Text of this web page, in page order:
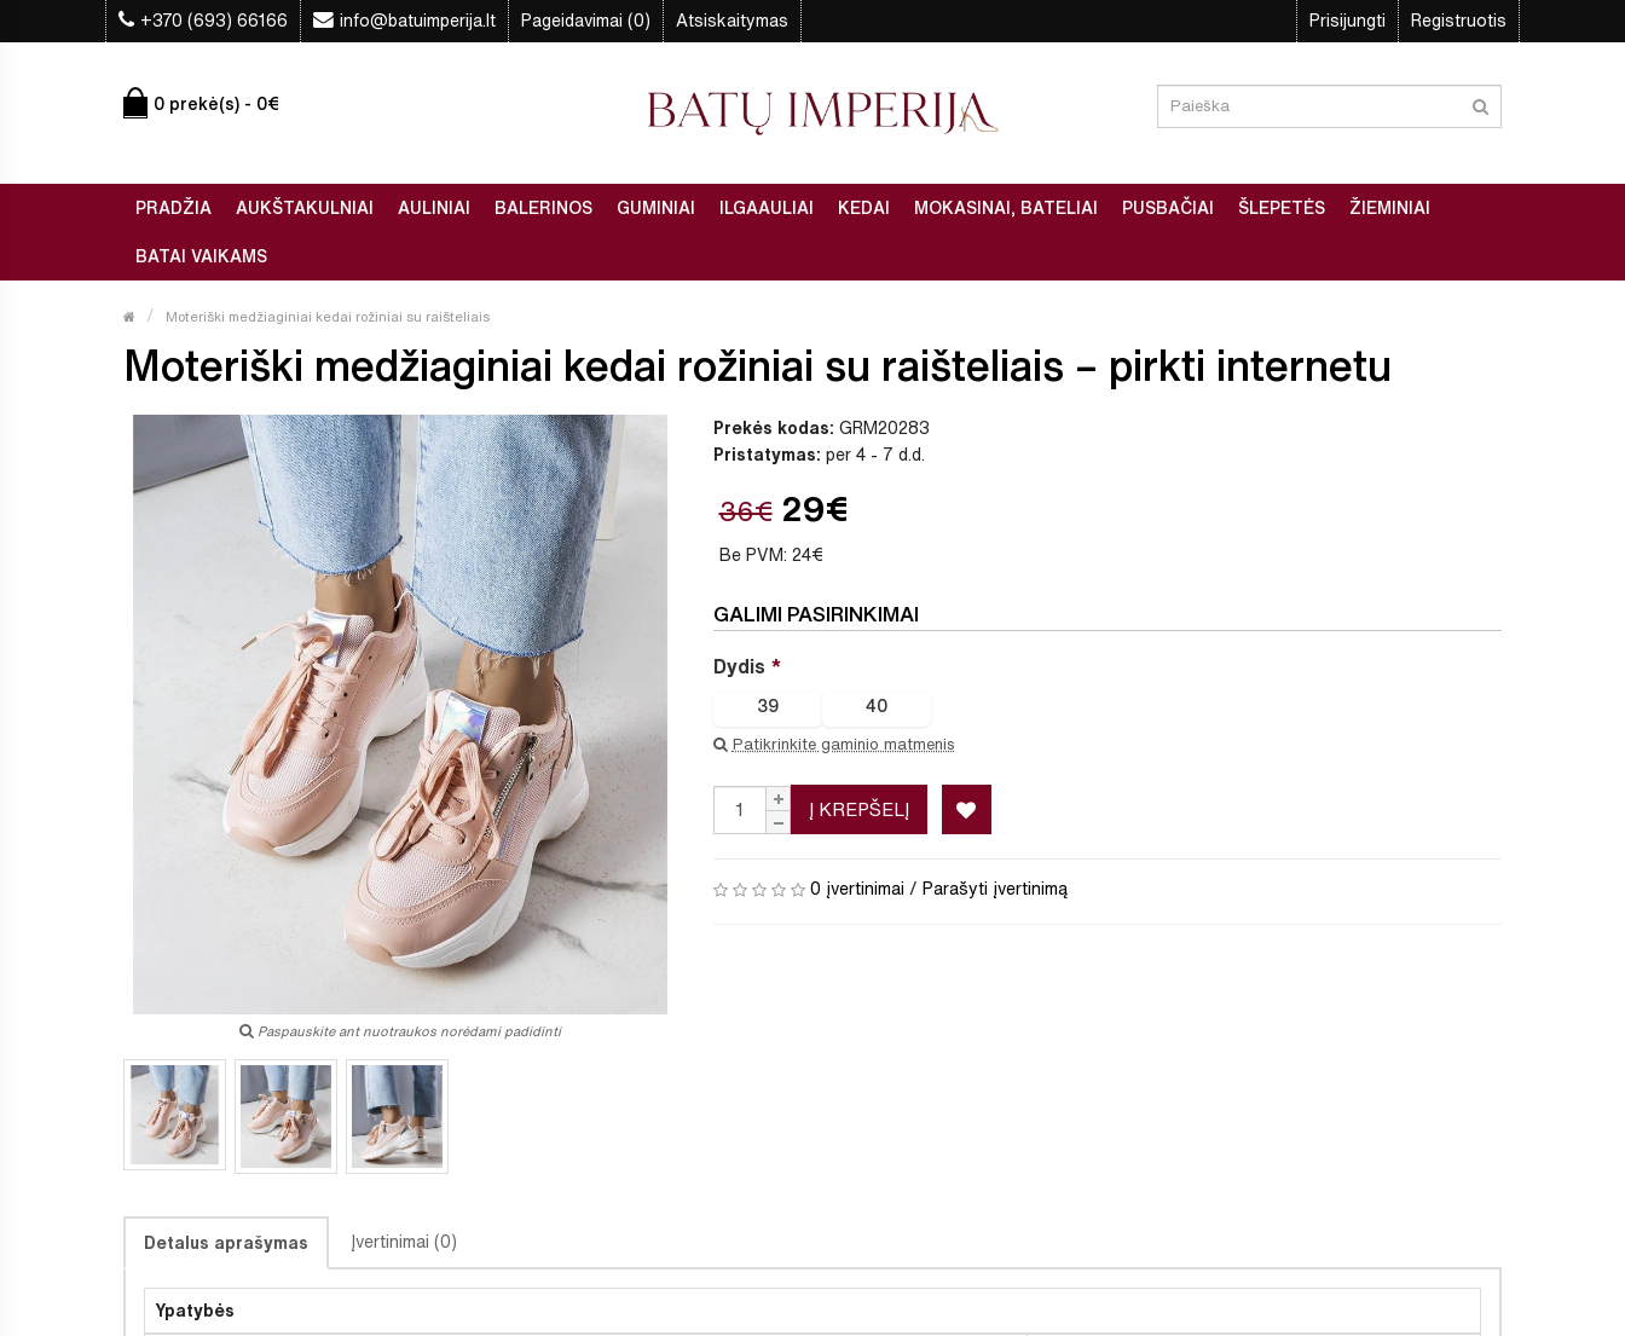
+370 (693) 66166 info@batuimperija.lt Pageidavimai (0) Atsiskaitymas Prisijungti Registruotis
0 prekė(s) - 0€
PRADŽIA AUKŠTAKULNIAI AULINIAI BALERINOS GUMINIAI ILGAAULIAI KEDAI MOKASINAI, BATELIAI PUSBAČIAI ŠLEPETĖS ŽIEMINIAI
BATAI VAIKAMS
Moteriški medžiaginiai kedai rožiniai su raišteliais
Moteriški medžiaginiai kedai rožiniai su raišteliais – pirkti internetu
Paspauskite ant nuotraukos norėdami padidinti
Prekės kodas: GRM20283
Pristatymas: per 4 - 7 d.d.
36€ 29€
Be PVM: 24€
GALIMI PASIRINKIMAI
Dydis
39 40
Patikrinkite gaminio matmenis
Į KREPŠELĮ
0 įvertinimai / Parašyti įvertinimą
Detalus aprašymas Įvertinimai (0)
Ypatybės